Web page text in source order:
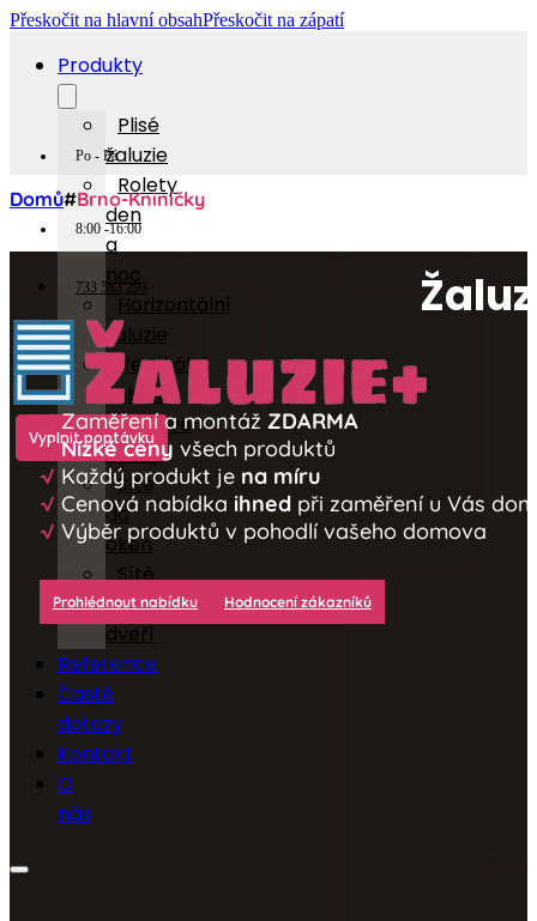
Přeskočit na hlavní obsahPřeskočit na zápatí
Produkty
Plisé
žaluzie
Rolety
den
a
noc
Horizontální
žaluzie
Vertikální
žaluzie
Látkové
rolety
Sítě
do
oken
Sítě
do
dveří
Reference
Časté
dotazy
Kontakt
O
nás
Po - Pá
8:00 -16:00
733 583 293
Vyplnit poptávku
Domů#Brno-Kniníčky
√Zaměření a montáž ZDARMA
√Nízké ceny všech produktů
√ Každý produkt je na míru
√ Cenová nabídka ihned při zaměření u Vás
√ Výběr produktů v pohodlí vašeho domova
Prohlédnout nabídku Hodnocení zákazníků